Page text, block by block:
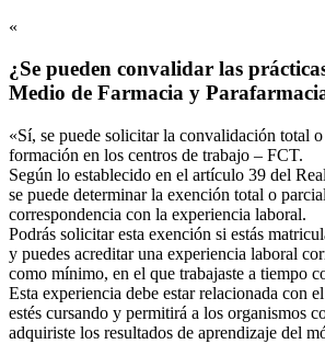
«
¿Se pueden convalidar las
Medio de Farmacia y
«Sí, se puede solicitar la convalidación total
formación en los centros de trabajo – FCT.
Según lo establecido en el artículo 39 del
se puede determinar la exención total o
correspondencia con la experiencia laboral.
Podrás solicitar esta exención si estás
y puedes acreditar una experiencia laboral
como mínimo, en el que trabajaste a tiempo
Esta experiencia debe estar relacionada con
estés cursando y permitirá a los organismos
adquiriste los resultados de aprendizaje del